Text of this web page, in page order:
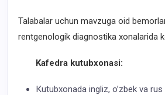
Talabalar uchun mavzuga oid
rentgenologik diagnostika xonalarida
Kafedra kutubxonasi:
Кutubxonada ingliz, o’zbek va